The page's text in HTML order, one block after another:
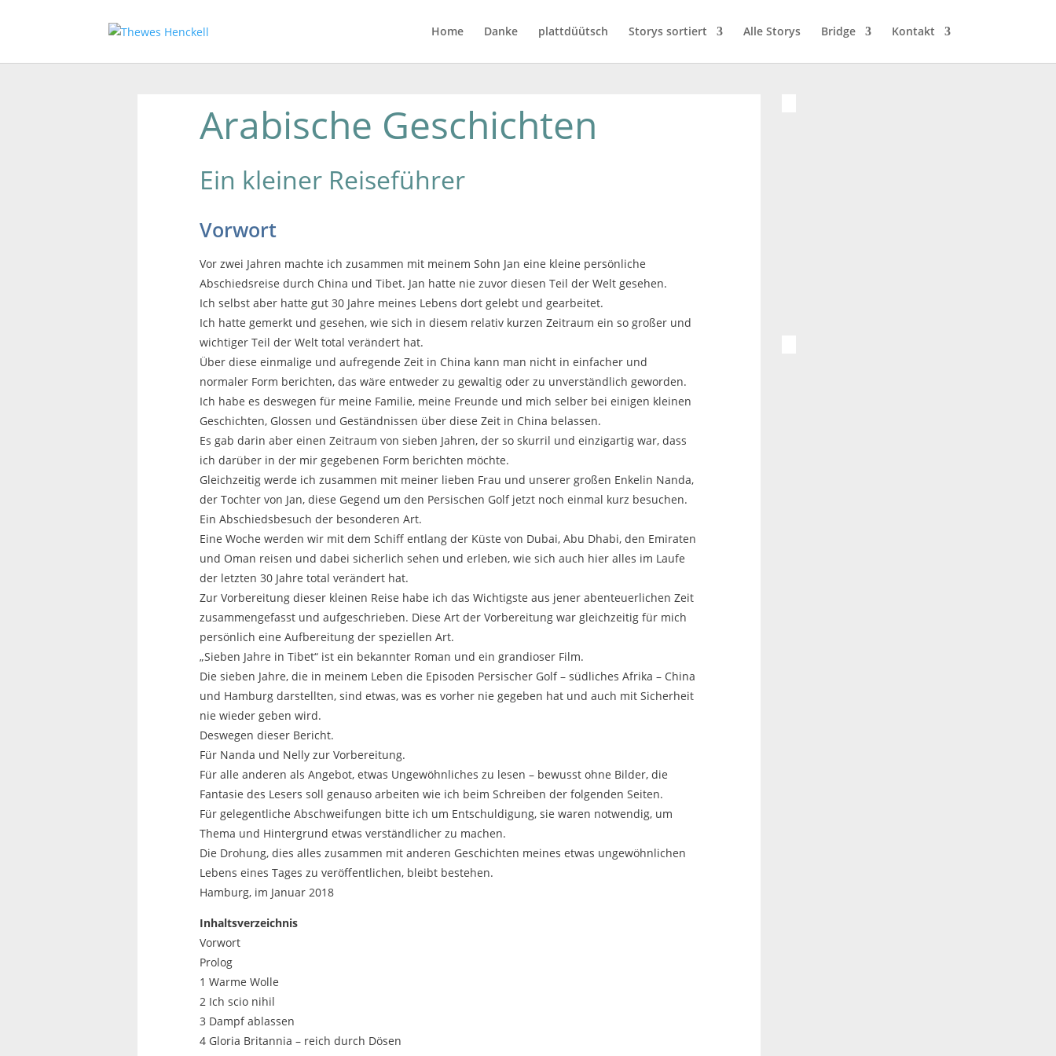
Home Danke plattdüütsch Storys sortiert Alle Storys Bridge Kontakt
Arabische Geschichten
Ein kleiner Reiseführer
Vorwort
Vor zwei Jahren machte ich zusammen mit meinem Sohn Jan eine kleine persönliche
Abschiedsreise durch China und Tibet. Jan hatte nie zuvor diesen Teil der Welt gesehen.
Ich selbst aber hatte gut 30 Jahre meines Lebens dort gelebt und gearbeitet.
Ich hatte gemerkt und gesehen, wie sich in diesem relativ kurzen Zeitraum ein so großer und
wichtiger Teil der Welt total verändert hat.
Über diese einmalige und aufregende Zeit in China kann man nicht in einfacher und
normaler Form berichten, das wäre entweder zu gewaltig oder zu unverständlich geworden.
Ich habe es deswegen für meine Familie, meine Freunde und mich selber bei einigen kleinen
Geschichten, Glossen und Geständnissen über diese Zeit in China belassen.
Es gab darin aber einen Zeitraum von sieben Jahren, der so skurril und einzigartig war, dass
ich darüber in der mir gegebenen Form berichten möchte.
Gleichzeitig werde ich zusammen mit meiner lieben Frau und unserer großen Enkelin Nanda,
der Tochter von Jan, diese Gegend um den Persischen Golf jetzt noch einmal kurz besuchen.
Ein Abschiedsbesuch der besonderen Art.
Eine Woche werden wir mit dem Schiff entlang der Küste von Dubai, Abu Dhabi, den Emiraten
und Oman reisen und dabei sicherlich sehen und erleben, wie sich auch hier alles im Laufe
der letzten 30 Jahre total verändert hat.
Zur Vorbereitung dieser kleinen Reise habe ich das Wichtigste aus jener abenteuerlichen Zeit
zusammengefasst und aufgeschrieben. Diese Art der Vorbereitung war gleichzeitig für mich
persönlich eine Aufbereitung der speziellen Art.
„Sieben Jahre in Tibet“ ist ein bekannter Roman und ein grandioser Film.
Die sieben Jahre, die in meinem Leben die Episoden Persischer Golf – südliches Afrika – China
und Hamburg darstellten, sind etwas, was es vorher nie gegeben hat und auch mit Sicherheit
nie wieder geben wird.
Deswegen dieser Bericht.
Für Nanda und Nelly zur Vorbereitung.
Für alle anderen als Angebot, etwas Ungewöhnliches zu lesen – bewusst ohne Bilder, die
Fantasie des Lesers soll genauso arbeiten wie ich beim Schreiben der folgenden Seiten.
Für gelegentliche Abschweifungen bitte ich um Entschuldigung, sie waren notwendig, um
Thema und Hintergrund etwas verständlicher zu machen.
Die Drohung, dies alles zusammen mit anderen Geschichten meines etwas ungewöhnlichen
Lebens eines Tages zu veröffentlichen, bleibt bestehen.
Hamburg, im Januar 2018
Inhaltsverzeichnis
Vorwort
Prolog
1 Warme Wolle
2 Ich scio nihil
3 Dampf ablassen
4 Gloria Britannia – reich durch Dösen